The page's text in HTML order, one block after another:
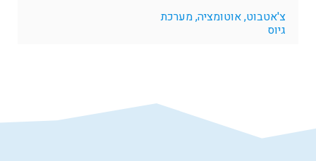
צ'אטבוט, אוטומציה, מערכת
גיוס